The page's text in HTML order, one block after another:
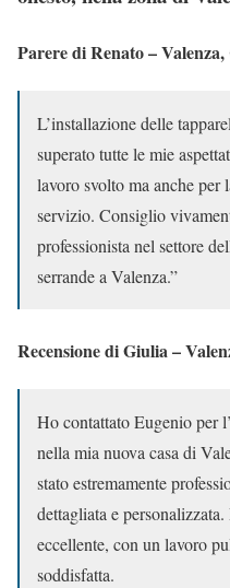
Parere di Renato –
L’installazione delle
superato tutte le mie
lavoro svolto ma anche per
servizio. Consiglio
professionista nel settore
serrande a Valenza.”
Recensione di Giulia –
Ho contattato Eugenio per
nella mia nuova casa di
stato estremamente
dettagliata e
eccellente, con un lavoro
soddisfatta.